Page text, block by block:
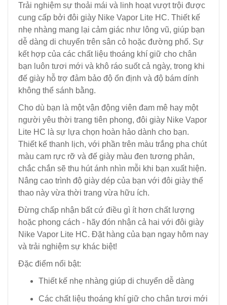
Trải nghiệm sự thoải mái và linh hoạt vượt trội được
cung cấp bởi đôi giày Nike Vapor Lite HC. Thiết kế
nhẹ nhàng mang lại cảm giác như lông vũ, giúp bạn
dễ dàng di chuyển trên sân cỏ hoặc đường phố. Sự
kết hợp của các chất liệu thoáng khí giữ cho chân
bạn luôn tươi mới và khô ráo suốt cả ngày, trong khi
đế giày hỗ trợ đảm bảo độ ổn định và độ bám dính
không thể sánh bằng.
Cho dù bạn là một vận động viên đam mê hay một
người yêu thời trang tiên phong, đôi giày Nike Vapor
Lite HC là sự lựa chọn hoàn hảo dành cho bạn.
Thiết kế thanh lịch, với phần trên màu trắng pha chút
màu cam rực rỡ và đế giày màu đen tương phản,
chắc chắn sẽ thu hút ánh nhìn mỗi khi bạn xuất hiện.
Nâng cao trình độ giày dép của bạn với đôi giày thể
thao này vừa thời trang vừa hữu ích.
Đừng chấp nhận bất cứ điều gì ít hơn chất lượng
hoặc phong cách - hãy đón nhận cả hai với đôi giày
Nike Vapor Lite HC. Đặt hàng của bạn ngay hôm nay
và trải nghiệm sự khác biệt!
Đặc điểm nổi bật:
Thiết kế nhẹ nhàng giúp di chuyển dễ dàng
Các chất liệu thoáng khí giữ cho chân tươi mới